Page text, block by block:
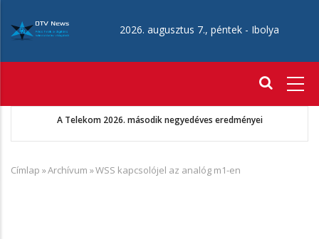
tartalomra
2026. augusztus 7., péntek - Ibolya
A Telekom 2026. második negyedéves eredményei
Morzsa
Címlap »Archívum »WSS kapcsolójel az analóg m1-en